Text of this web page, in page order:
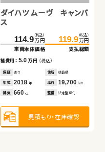
ダイハツ ムーヴ キャンバ
ス
114.9 （税込）
万円
車両本体価格
119.9 （税込）
万円
支払総額
諸費用： 5.0万円 （税込）
保証 あり 住所 徳島県
年式 2018年 走行 19,700 km
排気 660cc 整備 法定整備付
見積もり・在庫確認
ホンダ Ｎ ＢＯＸ
116.9 （税込）
万円
車両本体価格
125.8 （税込）
万円
支払総額
諸費用： 8.9万円 （税込）
保証 あり 住所 宮城県
年式 2020年 走行 64,700 km
排気 660cc 整備 法定整備付
見積もり・在庫確認
スバル フォレスター
152.7 （税込）
万円
車両本体価格
164.8 （税込）
万円
支払総額
諸費用： 12.1万円（税込）
保証 あり 住所 埼玉県
年式 2018年 走行 84,500 km
排気 2,500 整備 法定整備付
見積もり・在庫確認